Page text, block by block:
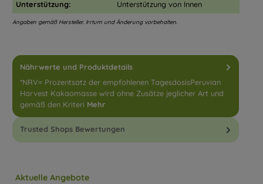
Unterstützung:
Unterstützung von Innen
Angaben gemäß Hersteller. Irrtum und Änderung vorbehalten.
Nährwerte und Produktdetails
*NRV= Prozentsatz der empfohlenen TagesdosisPeruvian
Harvest Kakaomasse wird ohne Zusätze jeglicher Art und
gemäß den Kriteri Mehr
Trusted Shops Bewertungen
Produktgalerie überspringen
Aktuelle Angebote